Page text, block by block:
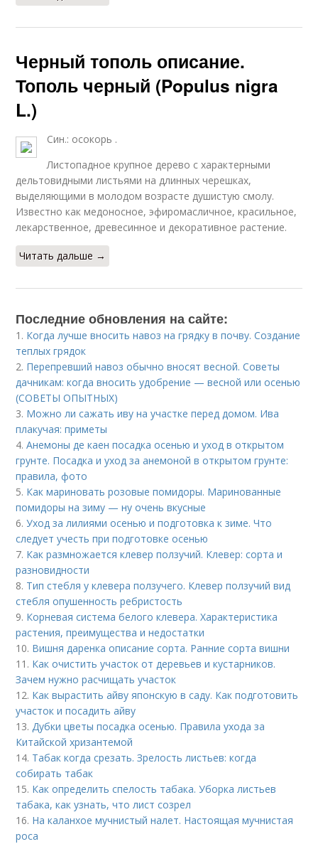
Черный тополь описание.
Тополь черный (Populus nigra
L.)
Син.: осокорь .
Листопадное крупное дерево с характерными
дельтовидными листьями на длинных черешках,
выделяющими в молодом возрасте душистую смолу.
Известно как медоносное, эфиромасличное, красильное,
лекарственное, древесинное и декоративное растение.
Читать дальше →
Последние обновления на сайте:
1. Когда лучше вносить навоз на грядку в почву. Создание
теплых грядок
2. Перепревший навоз обычно вносят весной. Советы
дачникам: когда вносить удобрение — весной или осенью
(СОВЕТЫ ОПЫТНЫХ)
3. Можно ли сажать иву на участке перед домом. Ива
плакучая: приметы
4.Анемоны де каен посадка осенью и уход в открытом
грунте. Посадка и уход за анемоной в открытом грунте:
правила, фото
5. Как мариновать розовые помидоры. Маринованные
помидоры на зиму — ну очень вкусные
6.Уход за лилиями осенью и подготовка к зиме. Что
следует учесть при подготовке осенью
7. Как размножается клевер ползучий. Клевер: сорта и
разновидности
8. Тип стебля у клевера ползучего. Клевер ползучий вид
стебля опушенность ребристость
9. Корневая система белого клевера. Характеристика
растения, преимущества и недостатки
10. Вишня даренка описание сорта. Ранние сорта вишни
11. Как очистить участок от деревьев и кустарников.
Зачем нужно расчищать участок
12. Как вырастить айву японскую в саду. Как подготовить
участок и посадить айву
13.Дубки цветы посадка осенью. Правила ухода за
Китайской хризантемой
14. Табак когда срезать. Зрелость листьев: когда
собирать табак
15. Как определить спелость табака. Уборка листьев
табака, как узнать, что лист созрел
16. На каланхое мучнистый налет. Настоящая мучнистая
роса